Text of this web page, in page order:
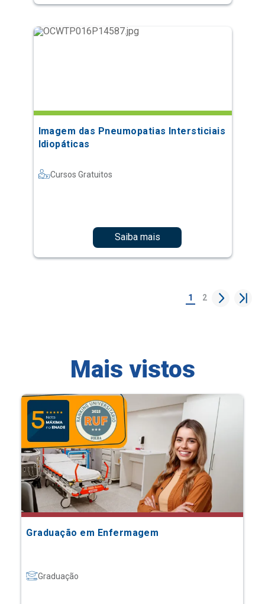
Imagem das Pneumopatias Intersticiais
Idiopáticas
Cursos Gratuitos
Saiba mais
1 2
Mais vistos
Graduação em Enfermagem
Graduação